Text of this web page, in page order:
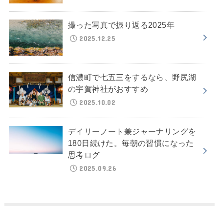
撮った写真で振り返る2025年
2025.12.25
信濃町で七五三をするなら、野尻湖
の宇賀神社がおすすめ
2025.10.02
デイリーノート兼ジャーナリングを
180日続けた。毎朝の習慣になった
思考ログ
2025.09.26